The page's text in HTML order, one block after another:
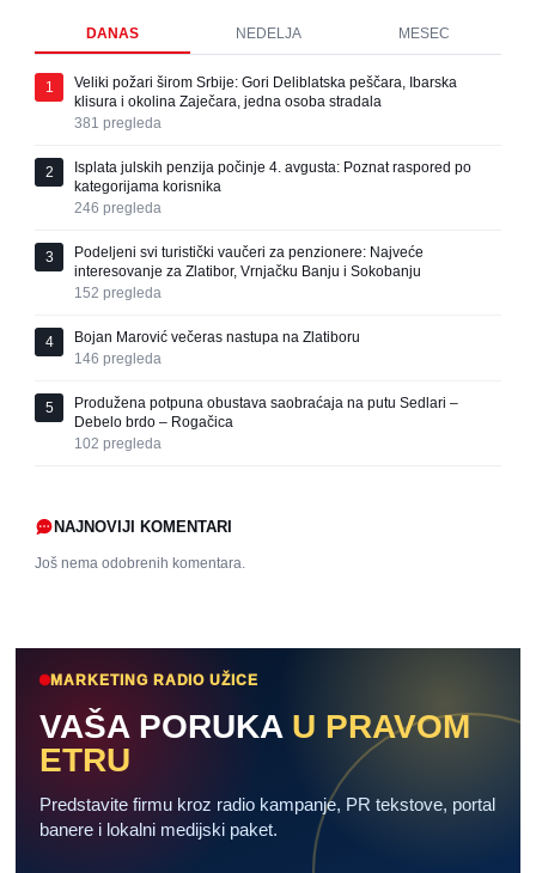
DANAS NEDELJA MESEC
1
Veliki požari širom Srbije: Gori Deliblatska peščara, Ibarska
klisura i okolina Zaječara, jedna osoba stradala
381 pregleda
2
Isplata julskih penzija počinje 4. avgusta: Poznat raspored po
kategorijama korisnika
246 pregleda
3
Podeljeni svi turistički vaučeri za penzionere: Najveće
interesovanje za Zlatibor, Vrnjačku Banju i Sokobanju
152 pregleda
4
Bojan Marović večeras nastupa na Zlatiboru
146 pregleda
5
Produžena potpuna obustava saobraćaja na putu Sedlari –
Debelo brdo – Rogačica
102 pregleda
NAJNOVIJI KOMENTARI
Još nema odobrenih komentara.
MARKETING RADIO UŽICE
VAŠA PORUKA U PRAVOM
ETRU
Predstavite firmu kroz radio kampanje, PR tekstove, portal
banere i lokalni medijski paket.